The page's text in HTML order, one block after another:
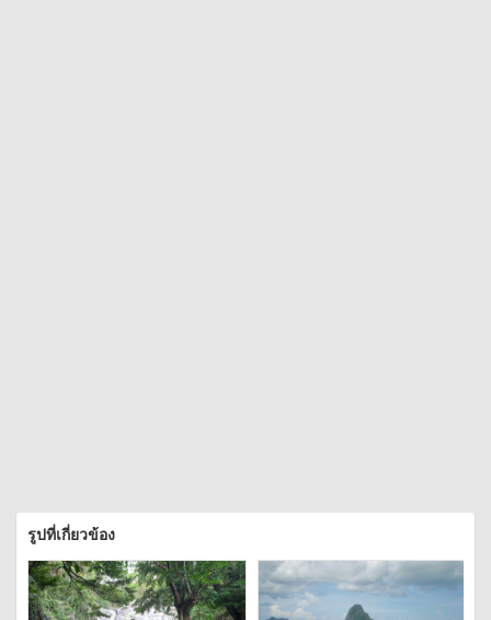
รูปที่เกี่ยวข้อง